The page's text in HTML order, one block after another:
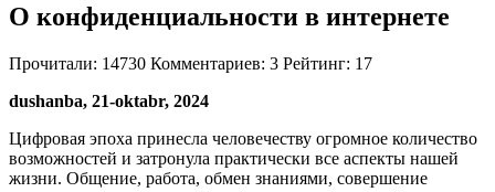
О конфиденциальности в интернете
Прочитали: 14730 Комментариев: 3 Рейтинг: 17
dushanba, 21-oktabr, 2024
Цифровая эпоха принесла человечеству огромное количество
возможностей и затронула практически все аспекты нашей
жизни. Общение, работа, обмен знаниями, совершение